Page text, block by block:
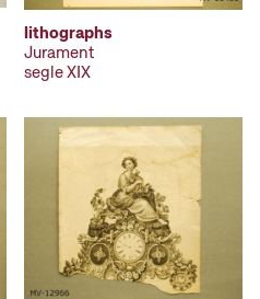
lithographs
Jurament
segle XIX